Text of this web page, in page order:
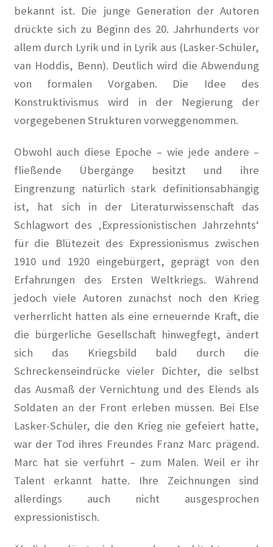
Willkommen
bekannt ist. Die junge Generation der Autoren
drückte sich zu Beginn des 20. Jahrhunderts vor
allem durch Lyrik und in Lyrik aus (Lasker-Schüler,
van Hoddis, Benn). Deutlich wird die Abwendung
von formalen Vorgaben. Die Idee des
Konstruktivismus wird in der Negierung der
vorgegebenen Strukturen vorweggenommen.
Obwohl auch diese Epoche – wie jede andere –
fließende Übergänge besitzt und ihre
Eingrenzung natürlich stark definitionsabhängig
ist, hat sich in der Literaturwissenschaft das
Schlagwort des ‚Expressionistischen Jahrzehnts‘
für die Blütezeit des Expressionismus zwischen
1910 und 1920 eingebürgert, geprägt von den
Erfahrungen des Ersten Weltkriegs. Während
jedoch viele Autoren zunächst noch den Krieg
verherrlicht hatten als eine erneuernde Kraft, die
die bürgerliche Gesellschaft hinwegfegt, ändert
sich das Kriegsbild bald durch die
Schreckenseindrücke vieler Dichter, die selbst
das Ausmaß der Vernichtung und des Elends als
Soldaten an der Front erleben müssen. Bei Else
Lasker-Schüler, die den Krieg nie gefeiert hatte,
war der Tod ihres Freundes Franz Marc prägend.
Marc hat sie verführt – zum Malen. Weil er ihr
Talent erkannt hatte. Ihre Zeichnungen sind
allerdings auch nicht ausgesprochen
expressionistisch.